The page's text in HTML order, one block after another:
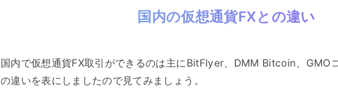
国内の仮想通貨FXとの違い
国内で仮想通貨FX取引ができるのは主にBitFlyer、DMM Bitcoin、GMO
の違いを表にしましたので見てみましょう。